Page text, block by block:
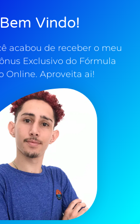
Vindo!
acabou de receber o meu
Exclusivo do Fórmula
Online. Aproveita ai!